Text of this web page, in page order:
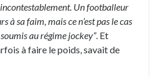
Un footballeur
à sa faim, mais ce n’est pas le cas
au régime jockey”. Et
à faire le poids, savait de